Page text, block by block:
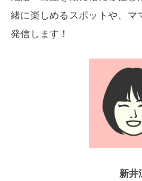
緒に楽しめるスポットや、マ
発信します！
新井